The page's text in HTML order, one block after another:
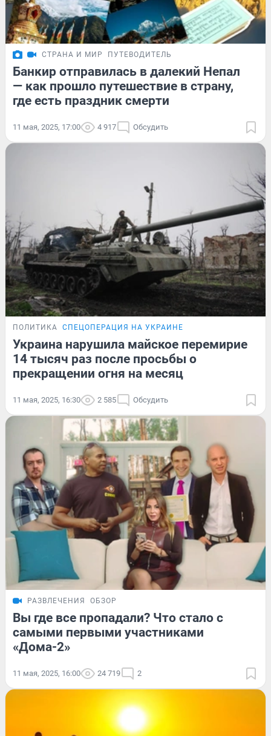
СТРАНА И МИР ПУТЕВОДИТЕЛЬ
Банкир отправилась в далекий Непал
— как прошло путешествие в страну,
где есть праздник смерти
11 мая, 2025, 17:00 4 917 Обсудить
ПОЛИТИКА СПЕЦОПЕРАЦИЯ НА УКРАИНЕ
Украина нарушила майское перемирие
14 тысяч раз после просьбы о
прекращении огня на месяц
11 мая, 2025, 16:30 2 585 Обсудить
РАЗВЛЕЧЕНИЯ ОБЗОР
Вы где все пропадали? Что стало с
самыми первыми участниками
«Дома-2»
11 мая, 2025, 16:00 24 719 2